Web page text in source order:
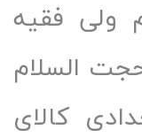
فقیه
السلام
کالای